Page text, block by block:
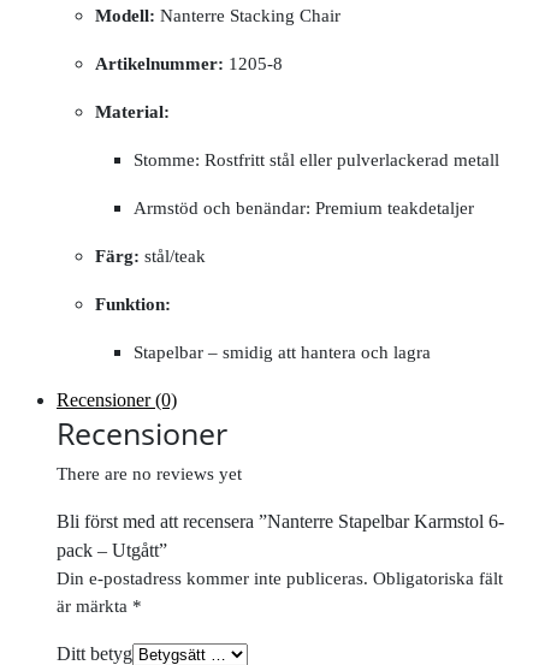
Modell: Nanterre Stacking Chair
Artikelnummer: 1205‑8
Material:
Stomme: Rostfritt stål eller pulverlackerad metall
Armstöd och benändar: Premium teakdetaljer
Färg: stål/teak
Funktion:
Stapelbar – smidig att hantera och lagra
Recensioner (0)
Recensioner
There are no reviews yet
Bli först med att recensera ”Nanterre Stapelbar Karmstol 6-
pack – Utgått”
Din e-postadress kommer inte publiceras. Obligatoriska fält
är märkta *
Ditt betyg